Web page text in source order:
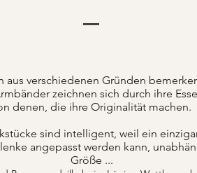
aus verschiedenen Gründen
zeichnen sich durch ihre
denen, die ihre Originalität machen.
sind intelligent, weil ein
angepasst werden kann,
Größe ...